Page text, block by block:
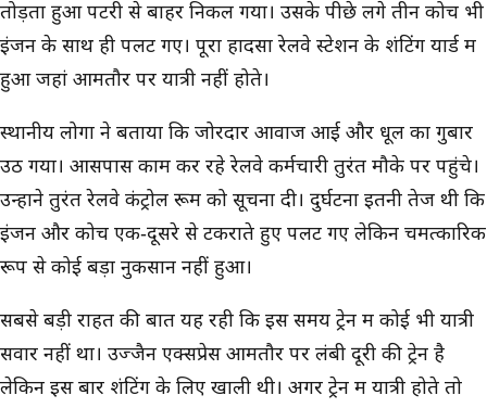
तोड़ता हुआ पटरी से बाहर निकल गया। उसके पीछे लगे तीन कोच भी
इंजन के साथ ही पलट गए। पूरा हादसा रेलवे स्टेशन के शंटिंग यार्ड में
हुआ जहां आमतौर पर यात्री नहीं होते।
स्थानीय लोगों ने बताया कि जोरदार आवाज आई और धूल का गुबार
उठ गया। आसपास काम कर रहे रेलवे कर्मचारी तुरंत मौके पर पहुंचे।
उन्होंने तुरंत रेलवे कंट्रोल रूम को सूचना दी। दुर्घटना इतनी तेज थी कि
इंजन और कोच एक-दूसरे से टकराते हुए पलट गए लेकिन चमत्कारिक
रूप से कोई बड़ा नुकसान नहीं हुआ।
सबसे बड़ी राहत की बात यह रही कि इस समय ट्रेन में कोई भी यात्री
सवार नहीं था। उज्जैन एक्सप्रेस आमतौर पर लंबी दूरी की ट्रेन है
लेकिन इस बार शंटिंग के लिए खाली थी। अगर ट्रेन में यात्री होते तो